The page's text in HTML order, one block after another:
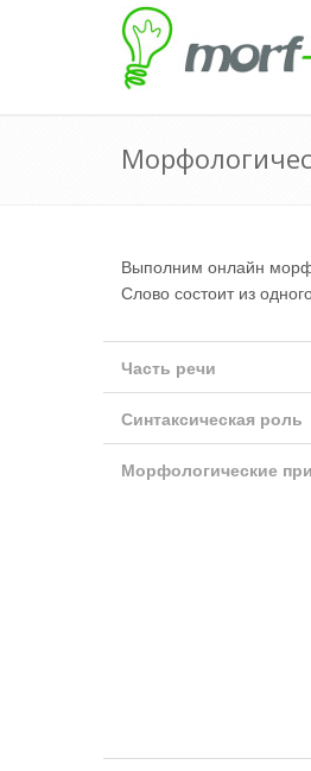
Выполним онлайн
Слово состоит из
Часть речи
Синтаксическая роль
Морфологические